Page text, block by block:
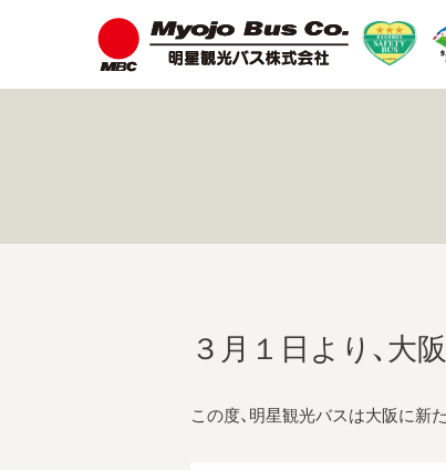
３月１日より、大
この度、明星観光バスは大阪に新